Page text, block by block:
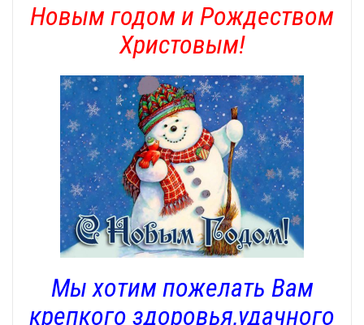
Новым годом и Рождеством
Христовым!
Мы хотим пожелать Вам
крепкого здоровья,удачного